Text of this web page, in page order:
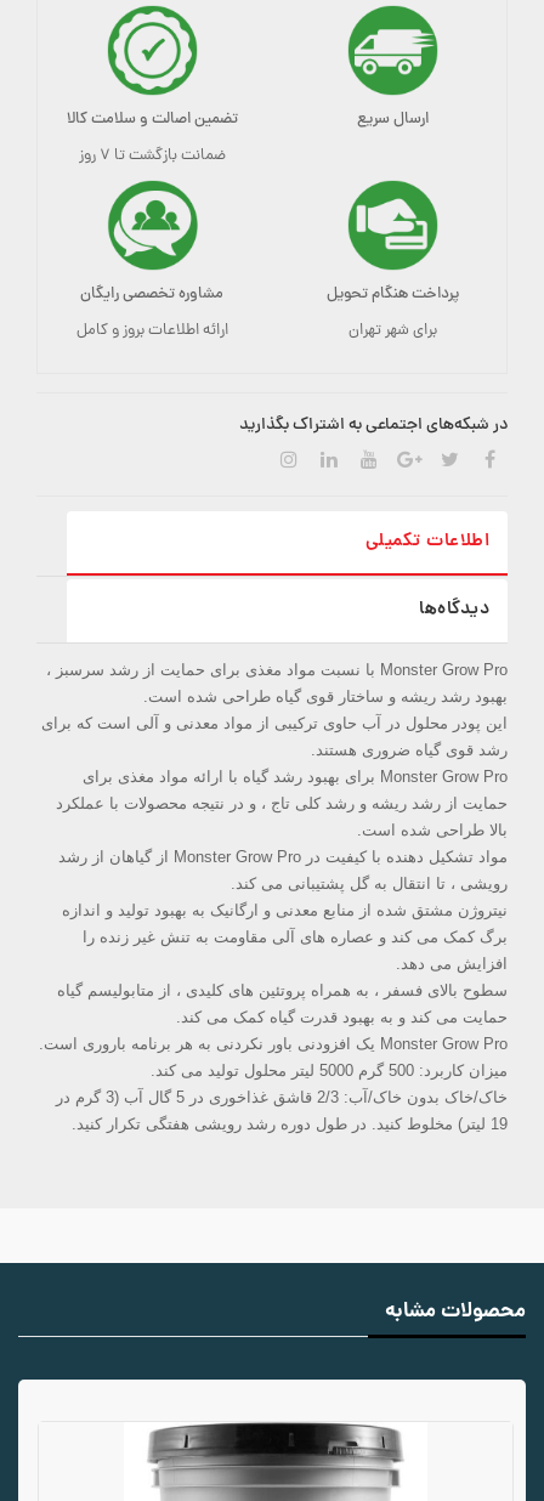
ارسال سریع تضمین اصالت و سلامت کالا
ضمانت بازگشت تا ۷ روز
پرداخت هنگام تحویل
برای شهر تهران
مشاوره تخصصی رایگان
ارائه اطلاعات بروز و کامل
در شبکه‌های اجتماعی به اشتراک بگذارید
اطلاعات تکمیلی
دیدگاه‌ها
Monster Grow Pro با نسبت مواد مغذی برای حمایت از رشد سرسبز ،
بهبود رشد ریشه و ساختار قوی گیاه طراحی شده است.
این پودر محلول در آب حاوی ترکیبی از مواد معدنی و آلی است که برای
رشد قوی گیاه ضروری هستند.
Monster Grow Pro برای بهبود رشد گیاه با ارائه مواد مغذی برای
حمایت از رشد ریشه و رشد کلی تاج ، و در نتیجه محصولات با عملکرد
بالا طراحی شده است.
مواد تشکیل دهنده با کیفیت در Monster Grow Pro از گیاهان از رشد
رویشی ، تا انتقال به گل پشتیبانی می کند.
نیتروژن مشتق شده از منابع معدنی و ارگانیک به بهبود تولید و اندازه
برگ کمک می کند و عصاره های آلی مقاومت به تنش غیر زنده را
افزایش می دهد.
سطوح بالای فسفر ، به همراه پروتئین های کلیدی ، از متابولیسم گیاه
حمایت می کند و به بهبود قدرت گیاه کمک می کند.
Monster Grow Pro یک افزودنی باور نکردنی به هر برنامه باروری است.
میزان کاربرد: 500 گرم 5000 لیتر محلول تولید می کند.
خاک/خاک بدون خاک/آب: 2/3 قاشق غذاخوری در 5 گال آب (3 گرم در
19 لیتر) مخلوط کنید. در طول دوره رشد رویشی هفتگی تکرار کنید.
محصولات مشابه